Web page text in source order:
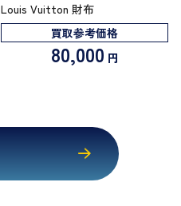
Louis Vuitton 財布
買取参考価格
80,000 円